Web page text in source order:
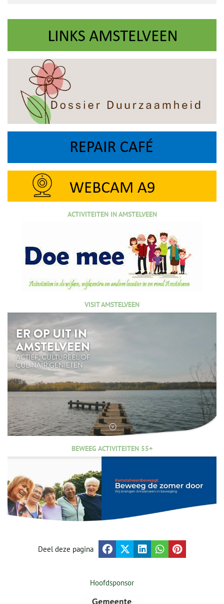
ACTIVITEITEN IN AMSTELVEEN
VISIT AMSTELVEEN
BEWEEG ACTIVITEITEN 55+
Deel deze pagina
Hoofdsponsor